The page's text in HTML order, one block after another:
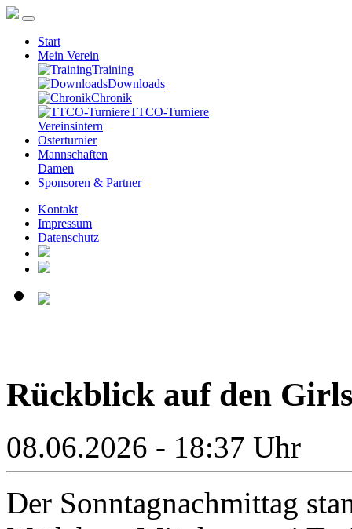
Start
Mein Verein
Training
Downloads
Chronik
TTCO-Turniere
Vereinsintern
Osterturnier
Mannschaften
Damen
Sponsoren & Partner
Kontakt
Impressum
Datenschutz
Rückblick auf den
08.06.2026 - 18:37 Uhr
Der Sonntagnachmittag